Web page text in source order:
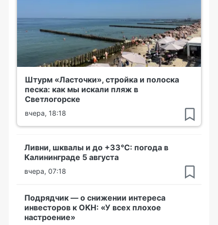
Штурм «Ласточки», стройка и полоска
песка: как мы искали пляж в
Светлогорске
вчера, 18:18
Ливни, шквалы и до +33°С: погода в
Калининграде 5 августа
вчера, 07:18
Подрядчик — о снижении интереса
инвесторов к ОКН: «У всех плохое
настроение»